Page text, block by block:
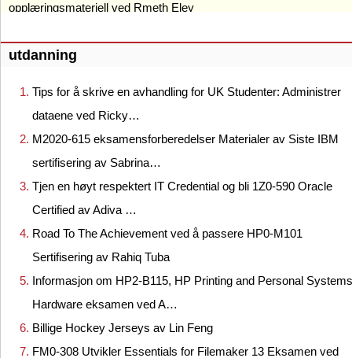
opplæringsmateriell ved Rmeth Eley
utdanning
Tips for å skrive en avhandling for UK Studenter: Administrer
dataene ved Ricky…
M2020-615 eksamensforberedelser Materialer av Siste IBM
sertifisering av Sabrina…
Tjen en høyt respektert IT Credential og bli 1Z0-590 Oracle
Certified av Adiva …
Road To The Achievement ved å passere HP0-M101
Sertifisering av Rahiq Tuba
Informasjon om HP2-B115, HP Printing and Personal Systems
Hardware eksamen ved A…
Billige Hockey Jerseys av Lin Feng
FM0-308 Utvikler Essentials for Filemaker 13 Eksamen ved